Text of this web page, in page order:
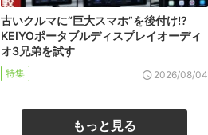
古いクルマに“巨大スマホ”を後付け!?
KEIYOポータブルディスプレイオーディ
オ3兄弟を試す
特集 2026/08/04
もっと見る